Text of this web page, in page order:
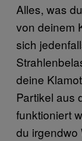
Alles, was
von deinem
sich
deine
Partikel aus
funktioniert
du irgendwo